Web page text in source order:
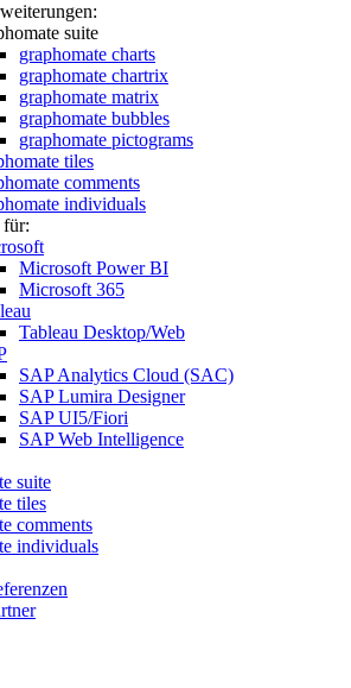
suite
graphomate charts
graphomate chartrix
graphomate matrix
graphomate bubbles
graphomate pictograms
tiles
comments
individuals
für:
Microsoft Power BI
Microsoft 365
Tableau Desktop/Web
SAP Analytics Cloud (SAC)
SAP Lumira Designer
SAP UI5/Fiori
SAP Web Intelligence
suite
tiles
comments
individuals